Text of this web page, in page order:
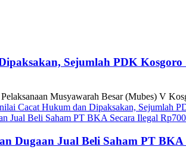
Sejumlah PDK Kosgoro
Musyawarah Besar (Mubes) V
Cacat Hukum dan Dipaksakan, Sejumlah
Jual Beli Saham PT BKA Secara Ilegal
Dugaan Jual Beli Saham PT BKA